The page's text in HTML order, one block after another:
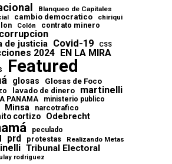
Blanqueo de Capitales
cambio democratico chiriqui
Colón contrato minero
corrupcion
de justicia Covid-19 CSS
2024 EN LA MIRA
Featured
glosas Glosas de Foco
lavado de dinero martinelli
PANAMA ministerio publico
Minsa
narcotrafico
cortizo
Odebrecht
peculado
prd protestas Realizando Metas
Tribunal Electoral
rodriguez